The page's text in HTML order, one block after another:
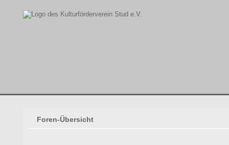
Foren-Übersicht